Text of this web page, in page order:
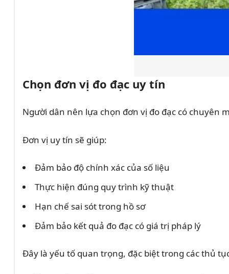
Chọn đơn vị đo đạc uy tín
Người dân nên lựa chọn đơn vị đo đạc có chuyên
Đơn vị uy tín sẽ giúp:
Đảm bảo độ chính xác của số liệu
Thực hiện đúng quy trình kỹ thuật
Hạn chế sai sót trong hồ sơ
Đảm bảo kết quả đo đạc có giá trị pháp lý
Đây là yếu tố quan trọng, đặc biệt trong các thủ